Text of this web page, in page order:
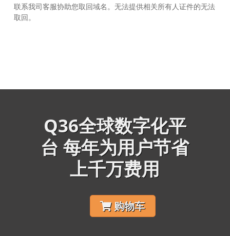
联系我司客服协助您取回域名。无法提供相关所有人证件的无法
取回。
Q36全球数字化平
台 每年为用户节省
上千万费用
购物车